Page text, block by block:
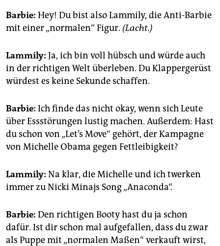
unterstützen
genossenschaft
epaper login
Barbie: Hey! Du bist also Lammily, die Anti-Barbie
mit einer „normalen“ Figur. (Lacht.)
Lammily: Ja, ich bin voll hübsch und würde auch
in der richtigen Welt überleben. Du Klappergerüst
würdest es keine Sekunde schaffen.
Barbie: Ich finde das nicht okay, wenn sich Leute
über Essstörungen lustig machen. Außerdem: Hast
du schon von „Let’s Move“ gehört, der Kampagne
von Michelle Obama gegen Fettleibigkeit?
Lammily: Na klar, die Michelle und ich twerken
immer zu Nicki Minajs Song „Anaconda“.
Barbie: Den richtigen Booty hast du ja schon
dafür. Ist dir schon mal aufgefallen, dass du zwar
als Puppe mit „normalen Maßen“ verkauft wirst,